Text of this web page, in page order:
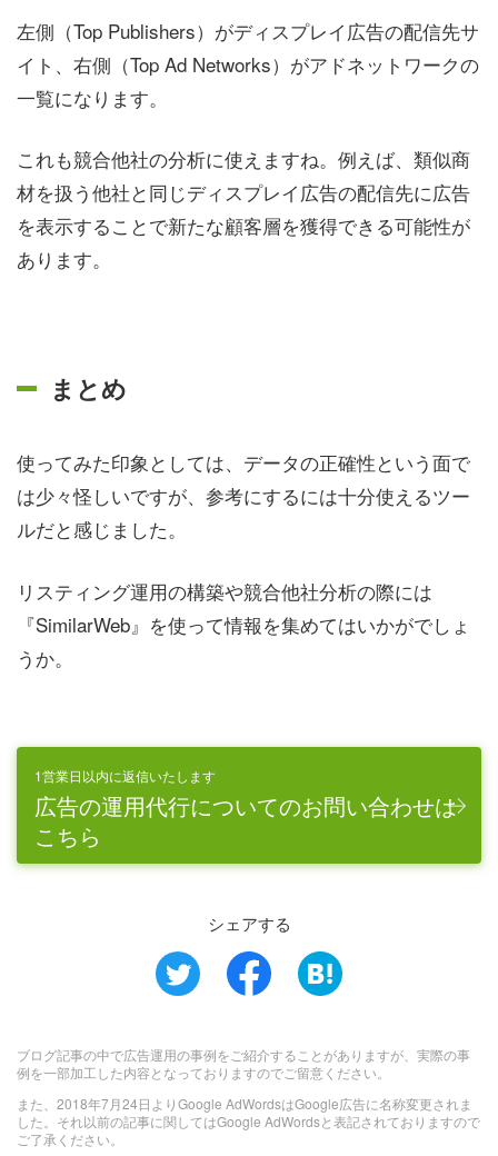
左側（Top Publishers）がディスプレイ広告の配信先サ
イト、右側（Top Ad Networks）がアドネットワークの
一覧になります。
これも競合他社の分析に使えますね。例えば、類似商
材を扱う他社と同じディスプレイ広告の配信先に広告
を表示することで新たな顧客層を獲得できる可能性が
あります。
まとめ
使ってみた印象としては、データの正確性という面で
は少々怪しいですが、参考にするには十分使えるツー
ルだと感じました。
リスティング運用の構築や競合他社分析の際には
『SimilarWeb』を使って情報を集めてはいかがでしょ
うか。
1営業日以内に返信いたします
広告の運用代行についてのお問い合わせは
こちら
シェアする
ブログ記事の中で広告運用の事例をご紹介することがありますが、実際の事
例を一部加工した内容となっておりますのでご留意ください。
また、2018年7月24日よりGoogle AdWordsはGoogle広告に名称変更されま
した。それ以前の記事に関してはGoogle AdWordsと表記されておりますので
ご了承ください。